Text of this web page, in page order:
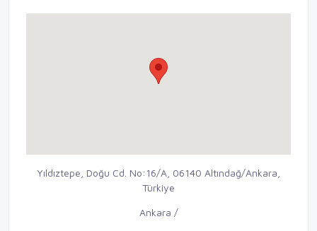
Yıldıztepe, Doğu Cd. No:16/A, 06140 Altındağ/Ankara,
Türkiye
Ankara /